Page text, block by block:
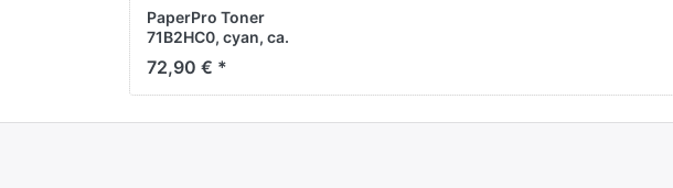
PaperPro Toner
71B2HC0, cyan, ca.
3.500 Seiten
72,90 € *